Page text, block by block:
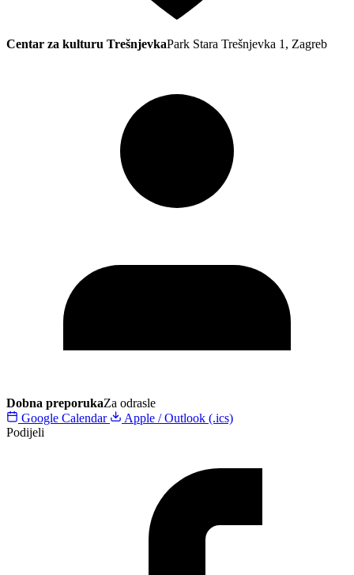
Centar za kulturu TrešnjevkaPark Stara Trešnjevka 1, Zagreb
Dobna preporukaZa odrasle
Google Calendar
Apple / Outlook (.ics)
Podijeli